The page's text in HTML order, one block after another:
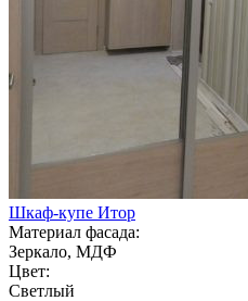
Шкаф-купе Итор
Материал фасада:
Зеркало, МДФ
Цвет:
Светлый